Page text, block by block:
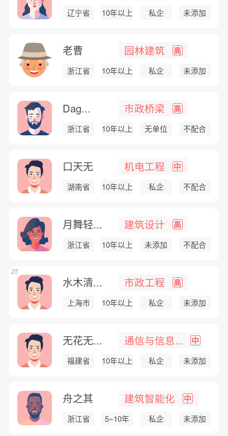
辽宁省 10年以上 私企 未添加
老曹 园林建筑 高
浙江省 10年以上 私企 未添加
Dag... 市政桥梁 高
浙江省 10年以上 无单位 不配合
口天无 机电工程 中
湖南省 10年以上 私企 不配合
月舞轻... 建筑设计 高
浙江省 10年以上 未添加 不配合
水木清... 市政工程 高
上海市 10年以上 私企 未添加
25
无花无... 通信与信息... 中
福建省 10年以上 私企 未添加
舟之其 建筑智能化 中
浙江省 5~10年 私企 未添加